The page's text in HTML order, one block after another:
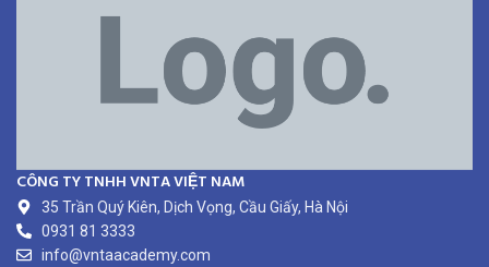
CÔNG TY TNHH VNTA VIỆT NAM
35 Trần Quý Kiên, Dịch Vọng, Cầu Giấy, Hà Nội
0931 81 3333
info@vntaacademy.com